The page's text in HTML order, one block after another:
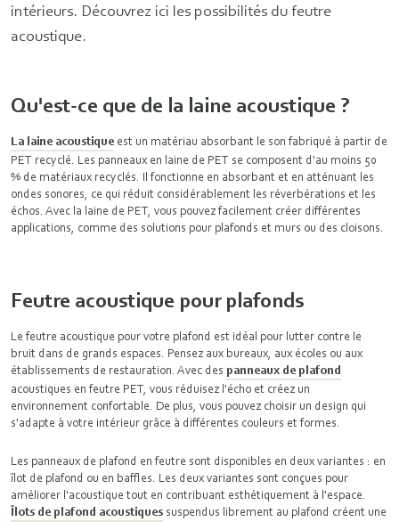
intérieurs. Découvrez ici les possibilités du feutre
acoustique.
Qu'est-ce que de la laine acoustique ?
La laine acoustique est un matériau absorbant le son fabriqué à partir de
PET recyclé. Les panneaux en laine de PET se composent d'au moins 50
% de matériaux recyclés. Il fonctionne en absorbant et en atténuant les
ondes sonores, ce qui réduit considérablement les réverbérations et les
échos. Avec la laine de PET, vous pouvez facilement créer différentes
applications, comme des solutions pour plafonds et murs ou des cloisons.
Feutre acoustique pour plafonds
Le feutre acoustique pour votre plafond est idéal pour lutter contre le
bruit dans de grands espaces. Pensez aux bureaux, aux écoles ou aux
établissements de restauration. Avec des panneaux de plafond
acoustiques en feutre PET, vous réduisez l'écho et créez un
environnement confortable. De plus, vous pouvez choisir un design qui
s'adapte à votre intérieur grâce à différentes couleurs et formes.
Les panneaux de plafond en feutre sont disponibles en deux variantes : en
îlot de plafond ou en baffles. Les deux variantes sont conçues pour
améliorer l'acoustique tout en contribuant esthétiquement à l'espace.
Îlots de plafond acoustiques suspendus librement au plafond créent une